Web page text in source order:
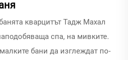
кварцитът Тадж Махал
спа, на мивките.
бани да изглеждат по-